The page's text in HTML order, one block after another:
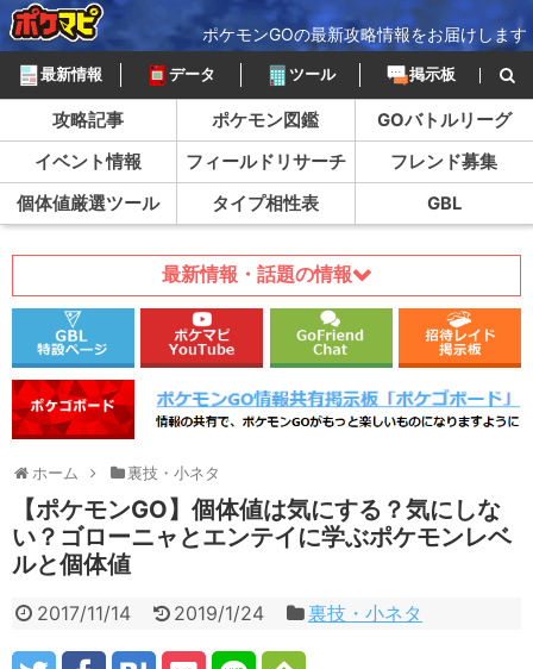
ポケモンGOの最新攻略情報をお届けします
最新情報 データ ツール 掲示板
攻略記事 ポケモン図鑑
GOバトルリーグ
イベント情報
フィールドリサーチ
フレンド募集
個体値厳選ツール
タイプ相性表 GBL
最新情報・話題の情報
ホーム 裏技・小ネタ
【ポケモンGO】個体値は気にする？気にしな
い？ゴローニャとエンテイに学ぶポケモンレベ
ルと個体値
2017/11/14 2019/1/24 裏技・小ネタ